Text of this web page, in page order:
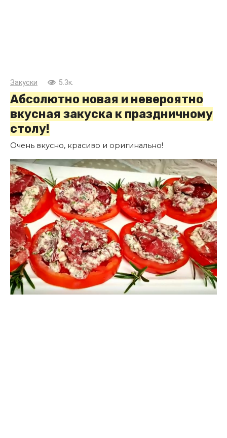
Закуски 5.3к.
Абсолютно новая и невероятно
вкусная закуска к праздничному
столу!
Очень вкусно, красиво и оригинально!